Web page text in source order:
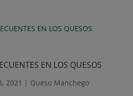
EN LOS QUESOS
2021 | Queso Manchego